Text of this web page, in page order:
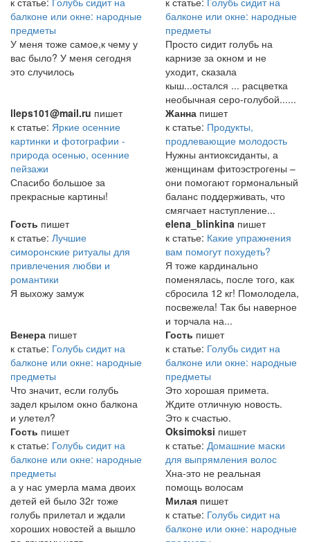
балконе или окне: народные
предметы
У меня тоже самое,к чему у
вас было? У меня сегодня
это случилось
балконе или окне: народные
предметы
Просто сидит голубь на
карнизе за окном и не
уходит, сказала
кыш...остался ... расцветка
необычная серо-голубой......
lleps101@mail.ru пишет
к статье: Яркие осенние
картинки и фотографии -
природа осенью, осенние
пейзажи
Спасибо большое за
прекрасные картины!
Жанна пишет
к статье: Продукты,
продлевающие молодость
Нужны антиоксиданты, а
женщинам фитоэстрогены –
они помогают гормональный
баланс поддерживать, что
смягчает наступление...
Гость пишет
к статье: Лучшие
симоронские ритуалы для
привлечения любви и
романтики
Я выхожу замуж
elena_blinkina пишет
к статье: Какие упражнения
вам помогут похудеть?
Я тоже кардинально
поменялась, после того, как
сбросила 12 кг! Помолодела,
посвежела! Так бы наверное
и торчала на...
Венера пишет
к статье: Голубь сидит на
балконе или окне: народные
предметы
Что значит, если голубь
задел крылом окно балкона
и улетел?
Гость пишет
к статье: Голубь сидит на
балконе или окне: народные
предметы
Это хорошая примета.
Ждите отличную новость.
Это к счастью.
Гость пишет
к статье: Голубь сидит на
балконе или окне: народные
предметы
а у нас умерла мама двоих
детей ей было 32г тоже
голубь прилетал и ждали
хороших новостей а вышло
Oksimoksi пишет
к статье: Домашние маски
для выпрямления волос
Хна-это не реальная
помощь волосам
Милая пишет
к статье: Голубь сидит на
балконе или окне: народные